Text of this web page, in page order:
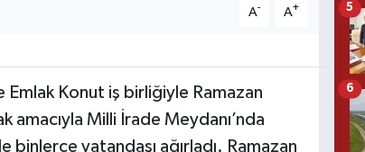
A- A+
Emlak Konut iş birliğiyle Ramazan
amacıyla Milli İrade Meydanı’nda
binlerce vatandaşı ağırladı. Ramazan
5
6